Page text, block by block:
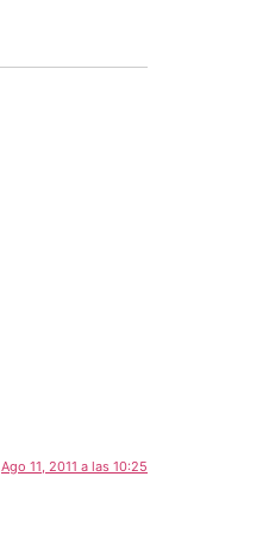
Ago 11, 2011 a las 10:25